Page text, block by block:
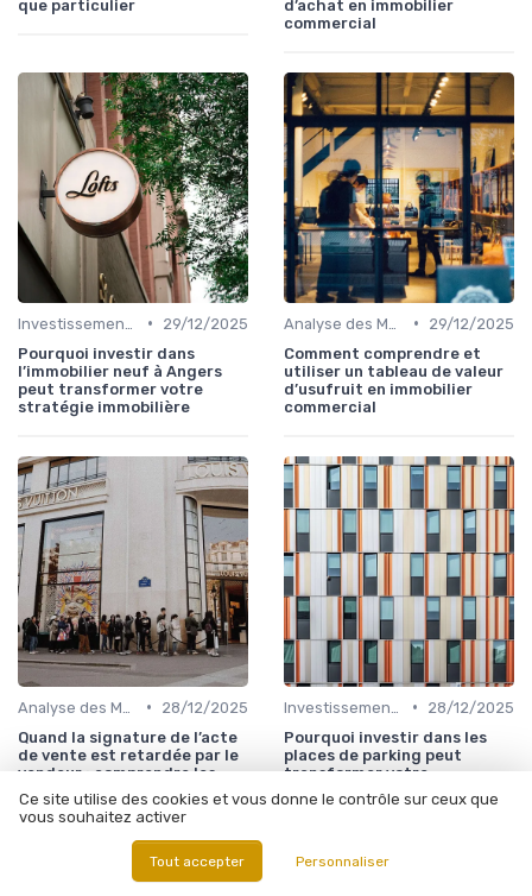
que particulier
d’achat en immobilier
commercial
•
29/12/2025
Pourquoi investir dans
l’immobilier neuf à Angers
peut transformer votre
stratégie immobilière
•
29/12/2025
Comment comprendre et
utiliser un tableau de valeur
d’usufruit en immobilier
commercial
•
28/12/2025
Quand la signature de l’acte
de vente est retardée par le
vendeur : comprendre les
enjeux en immobilier
commercial
•
28/12/2025
Pourquoi investir dans les
places de parking peut
transformer votre
patrimoine immobilier
Ce site utilise des cookies et vous donne le contrôle sur ceux que
vous souhaitez activer
Tout accepter Personnaliser